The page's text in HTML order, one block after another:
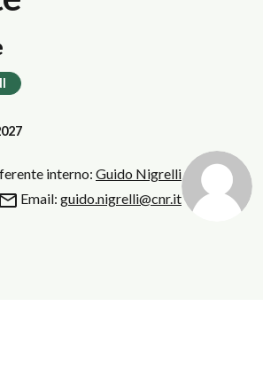
interno: Guido Nigrelli
Email: guido.nigrelli@cnr.it